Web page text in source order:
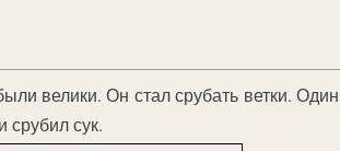
велики. Он стал срубать ветки. Один
срубил сук.